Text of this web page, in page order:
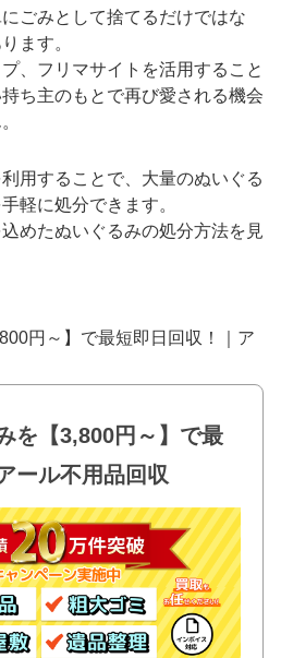
ごみとして捨てるだけではな
ます。
、フリマサイトを活用すること
ち主のもとで再び愛される機会
用することで、大量のぬいぐる
軽に処分できます。
めたぬいぐるみの処分方法を見
円～】で最短即日回収！｜ア
を【3,800円～】で最
ール不用品回収